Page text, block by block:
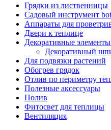
Грядки из лиственницы
Садовый инструмент
Аппараты для
Двери к теплице
Декоративные
Декоративный
Для подвязки растений
Обогрев грядок
Отлив по периметру
Полезные аксессуары
Полив
Фитосвет для теплицы
Вентиляция